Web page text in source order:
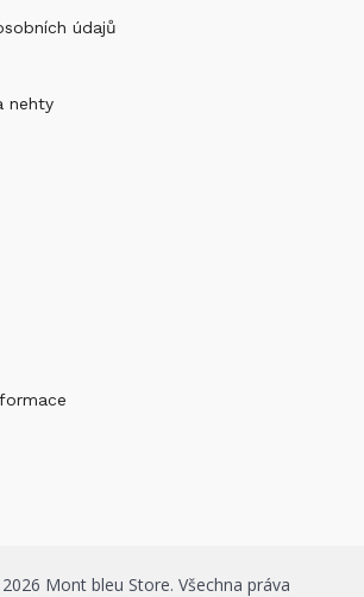
údajů
nehty
Mont bleu Store. Všechna práva